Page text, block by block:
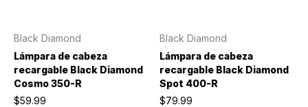
Black Diamond
Lámpara de cabeza
recargable Black Diamond
Cosmo 350-R
$59.99
Black Diamond
Lámpara de cabeza
recargable Black Diamond
Spot 400-R
$79.99